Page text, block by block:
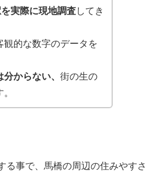
実際に現地調査してき
観的な数字のデータを
からない、 街の生の
る事で、馬橋の周辺の住みやすさ